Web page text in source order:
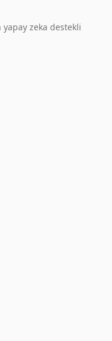
zeka destekli